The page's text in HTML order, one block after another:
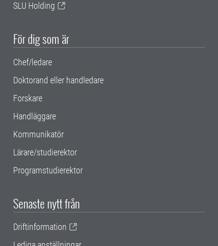
SLU Holding
För dig som är
Chef/ledare
Doktorand eller handledare
Forskare
Handläggare
Kommunikatör
Lärare/studierektor
Programstudierektor
Senaste nytt från
Driftinformation